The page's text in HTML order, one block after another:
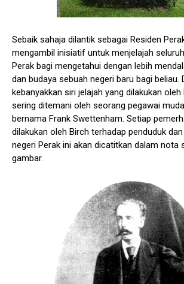
Sebaik sahaja dilantik sebagai Residen
mengambil inisiatif untuk menjelajah
Perak bagi mengetahui dengan lebih
dan budaya sebuah negeri baru bagi beliau.
kebanyakkan siri jelajah yang dilakukan oleh
sering ditemani oleh seorang pegawai
bernama Frank Swettenham. Setiap
dilakukan oleh Birch terhadap penduduk
negeri Perak ini akan dicatitkan dalam nota
gambar.